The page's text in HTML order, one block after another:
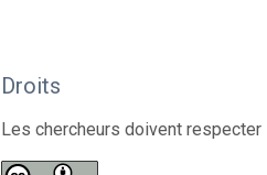
Droits
Les chercheurs doivent